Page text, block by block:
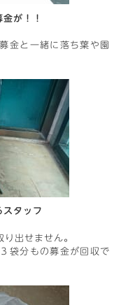
が！！
金と一緒に落ち葉や園
スタッフ
出せません。
袋分もの募金が回収で